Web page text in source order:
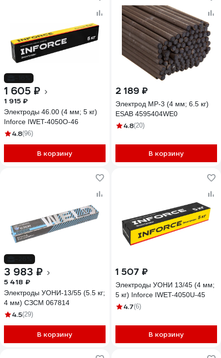
1 605 ₽
1 915 ₽
Электроды 46.00 (4 мм; 5 кг)
Inforce IWET-4050O-46
4.8(96)
В корзину
2 189 ₽
Электрод МР-3 (4 мм; 6.5 кг)
ESAB 4595404WE0
4.8(20)
В корзину
3 983 ₽
5 418 ₽
Электроды УОНИ-13/55 (5.5 кг;
4 мм) СЗСМ 067814
4.5(29)
В корзину
1 507 ₽
Электроды УОНИ 13/45 (4 мм;
5 кг) Inforce IWET-4050U-45
4.7(6)
В корзину